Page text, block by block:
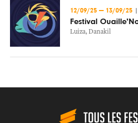
12/09/25 — 13/09/25
Festival
Luiza, Danakil